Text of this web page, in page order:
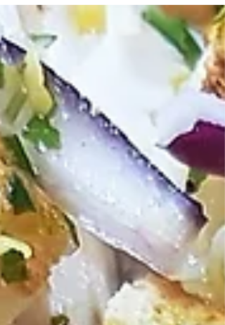
et concombre et sauce sans huile